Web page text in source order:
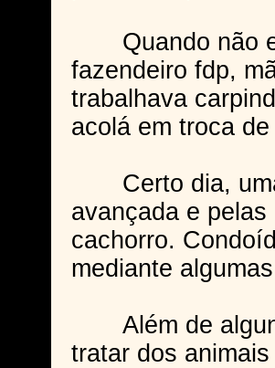
Quando não
fazendeiro fdp,
trabalhava
acolá em troca
Certo dia, uma
avançada e
cachorro.
mediante
Além de alguns
tratar dos